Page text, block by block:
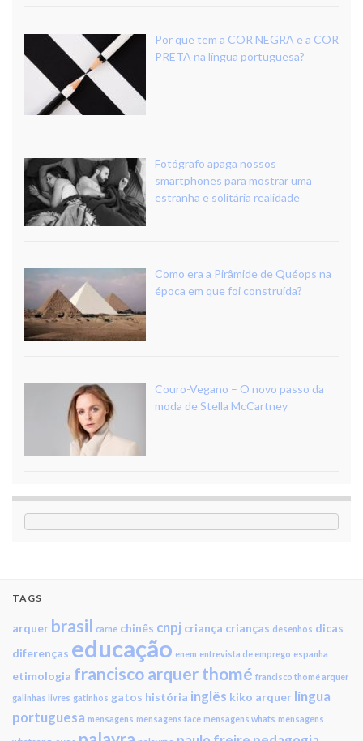
Por que tem a COR NEGRA e a COR
PRETA na língua portuguesa?
Fotógrafo apaga nossos
smartphones para mostrar uma
estranha e solitária realidade
Como era a Pirâmide de Quéops na
época em que foi construída?
Couro-Vegano – O novo passo da
moda de Stella McCartney
TAGS
arquer brasil carne chinês cnpj criança crianças desenhos dicas
diferenças educação enem entrevista de emprego espanha
etimologia francisco arquer thomé francisco thomé arquer
galinhas livres gatinhos gatos história inglês kiko arquer língua
portuguesa mensagens mensagens face mensagens whats mensagens